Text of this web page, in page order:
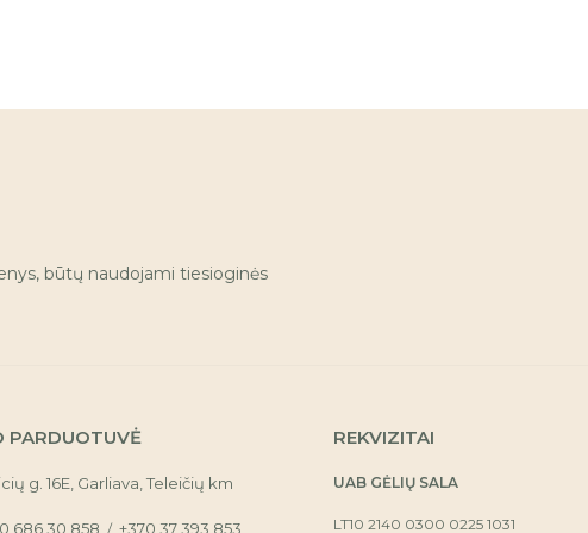
būtų naudojami tiesioginės
PARDUOTUVĖ
g. 16E, Garliava, Teleičių km
686 30 858 / +370 37 393 853
REKVIZITAI
UAB GĖLIŲ SALA
LT10 2140 0300 0225 1031